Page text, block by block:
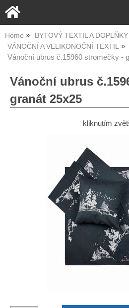
Home
BYTOVÝ TEXTIL A DOPLŇKY
VÁNOČNÍ A VELIKONOČNÍ TEXTIL
Vánoční ubrus č.15960 stromečky -
Vánoční ubrus
granát 25x25
kliknutím